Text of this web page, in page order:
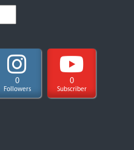
0
Followers
0
Subscriber